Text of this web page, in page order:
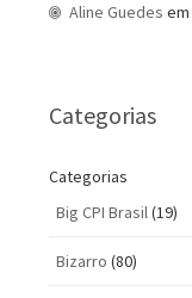
Aline Guedes em
Categorias
Categorias
Big CPI Brasil(19)
Bizarro (80)